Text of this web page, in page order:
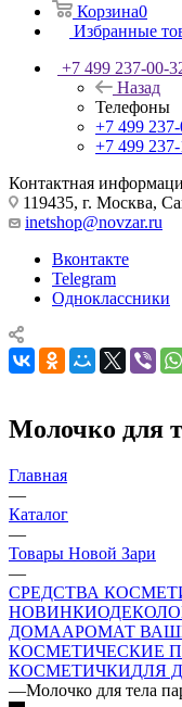
Корзина0
Избранные
+7 499 237-00-
Назад
Телефоны
+7 499
+7 499
Контактная
119435, г. Москва,
inetshop@novzar.ru
Вконтакте
Telegram
Одноклассники
Молочко для
Главная
—
Каталог
—
Товары Новой Зари
—
СРЕДСТВА
НОВИНКИ
ДОМААРОМАТ
КОСМЕТИЧЕСКИЕ
КОСМЕТИЧКИДЛЯ
—Молочко для тела